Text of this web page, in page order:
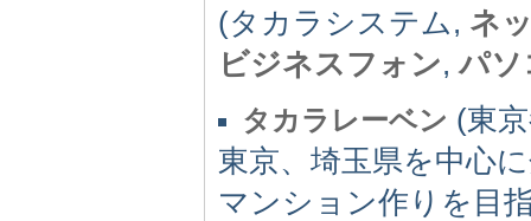
(タカラシステム, ネ
ビジネスフォン,パソ
タカラレーベン (東
東京、埼玉県を中心
マンション作りを目